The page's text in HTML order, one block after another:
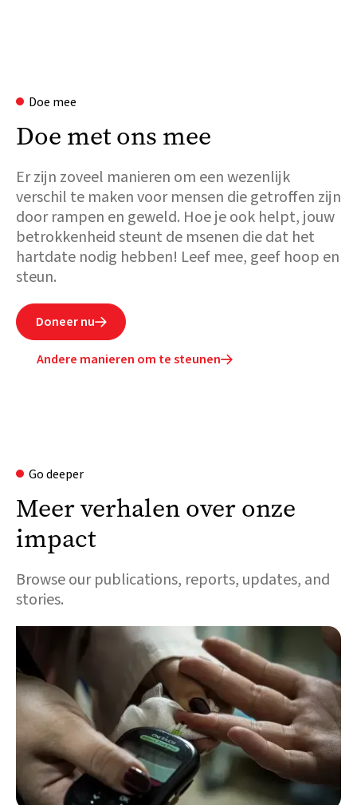
Doe mee
Doe met ons mee
Er zijn zoveel manieren om een wezenlijk
verschil te maken voor mensen die getroffen zijn
door rampen en geweld. Hoe je ook helpt, jouw
betrokkenheid steunt de msenen die dat het
hartdate nodig hebben! Leef mee, geef hoop en
steun.
Doneer nu
Andere manieren om te steunen
Go deeper
Meer verhalen over onze
impact
Browse our publications, reports, updates, and
stories.